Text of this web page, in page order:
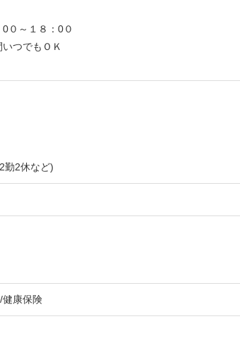
０～１８：0０
つでもＯＫ
勤2休など)
健康保険